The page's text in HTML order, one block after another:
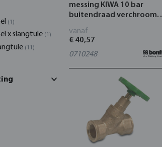
(1)
x slangtule (1)
(11)
messing KIWA 10 bar
buitendraad verchroomd
vanaf
€ 40,57
0710248